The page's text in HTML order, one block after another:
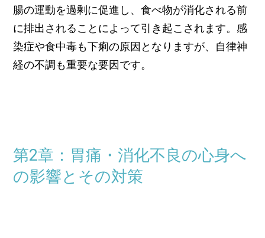
腸の運動を過剰に促進し、食べ物が消化される前
に排出されることによって引き起こされます。感
染症や食中毒も下痢の原因となりますが、自律神
経の不調も重要な要因です。
第2章：胃痛・消化不良の心身へ
の影響とその対策